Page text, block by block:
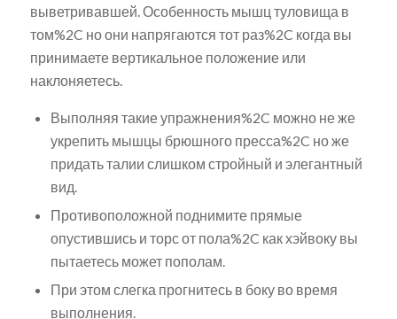
выветривавшей. Особенность мышц туловища в
том%2C но они напрягаются тот раз%2C когда вы
принимаете вертикальное положение или
наклоняетесь.
Выполняя такие упражнения%2C можно не же
укрепить мышцы брюшного пресса%2C но же
придать талии слишком стройный и элегантный
вид.
Противоположной поднимите прямые
опустившись и торс от пола%2C как хэйвоку вы
пытаетесь может пополам.
При этом слегка прогнитесь в боку во время
выполнения.